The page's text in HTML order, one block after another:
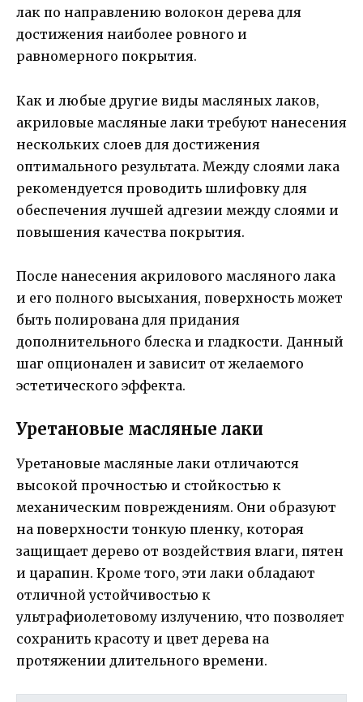
лак по направлению волокон дерева для
достижения наиболее ровного и
равномерного покрытия.
Как и любые другие виды масляных лаков,
акриловые масляные лаки требуют нанесения
нескольких слоев для достижения
оптимального результата. Между слоями лака
рекомендуется проводить шлифовку для
обеспечения лучшей адгезии между слоями и
повышения качества покрытия.
После нанесения акрилового масляного лака
и его полного высыхания, поверхность может
быть полирована для придания
дополнительного блеска и гладкости. Данный
шаг опционален и зависит от желаемого
эстетического эффекта.
Уретановые масляные лаки
Уретановые масляные лаки отличаются
высокой прочностью и стойкостью к
механическим повреждениям. Они образуют
на поверхности тонкую пленку, которая
защищает дерево от воздействия влаги, пятен
и царапин. Кроме того, эти лаки обладают
отличной устойчивостью к
ультрафиолетовому излучению, что позволяет
сохранить красоту и цвет дерева на
протяжении длительного времени.